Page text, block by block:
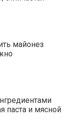
майонез
паста и мясной